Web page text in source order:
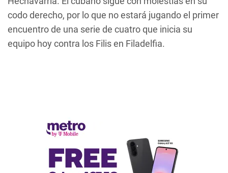
codo derecho, por lo que no estará jugando el primer
encuentro de una serie de cuatro que inicia su
equipo hoy contra los Filis en Filadelfia.